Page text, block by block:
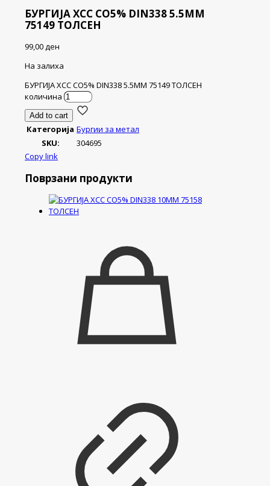
БУРГИЈА ХСС CO5% DIN338 5.5ММ
75149 ТОЛСЕН
99,00ден
На залиха
БУРГИЈА ХСС CO5% DIN338 5.5ММ 75149 ТОЛСЕН
количина
Add to cart
Категорија Бургии за метал
SKU:
304695
Copy link
Поврзани продукти